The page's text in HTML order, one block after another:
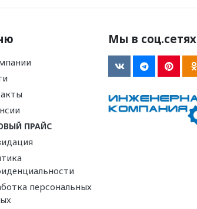
ПРАЙС
персональных
Мы в соц.сетях